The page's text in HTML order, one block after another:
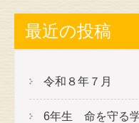
最近の投稿
令和８年７月
6年生 命を守る学